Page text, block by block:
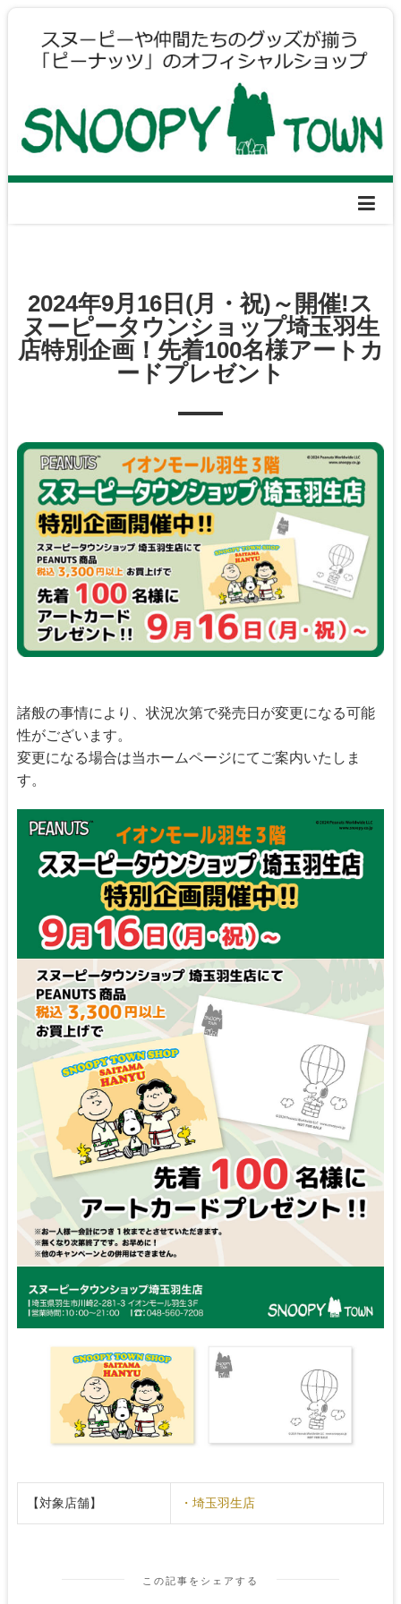
2024年9月16日(月・祝)～開催!ス
ヌーピータウンショップ埼玉羽生
店特別企画！先着100名様アートカ
ードプレゼント
諸般の事情により、状況次第で発売日が変更になる可能
性がございます。
変更になる場合は当ホームページにてご案内いたしま
す。
【対象店舗】 ・埼玉羽生店
この記事をシェアする